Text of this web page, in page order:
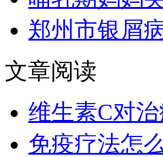
郑州市银屑
文章阅读
维生素C对
免疫疗法怎